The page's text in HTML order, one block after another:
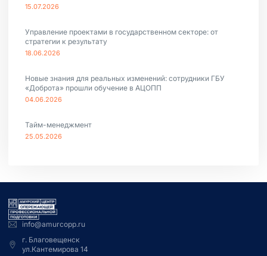
15.07.2026
Управление проектами в государственном секторе: от
стратегии к результату
18.06.2026
Новые знания для реальных изменений: сотрудники ГБУ
«Доброта» прошли обучение в АЦОПП
04.06.2026
Тайм-менеджмент
25.05.2026
info@amurcopp.ru
г. Благовещенск
ул.Кантемирова 14